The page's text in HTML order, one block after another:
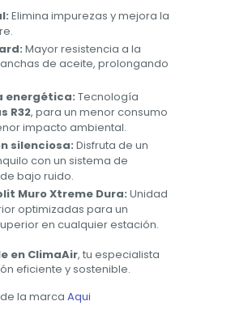
Elimina impurezas y mejora la
Mayor resistencia a la
de aceite, prolongando
energética: Tecnología
R32, para un menor consumo
impacto ambiental.
silenciosa: Disfruta de un
con un sistema de
bajo ruido.
Muro Xtreme Dura: Unidad
optimizadas para un
en cualquier estación.
en ClimaAir, tu especialista
eficiente y sostenible.
la marca Aqui